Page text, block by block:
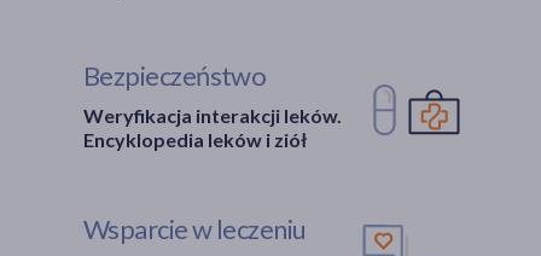
Bezpieczeństwo
Weryfikacja interakcji leków.
Encyklopedia leków i ziół
Wsparcie w leczeniu